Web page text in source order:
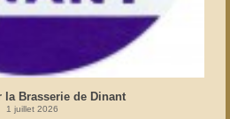
la Brasserie de Dinant
1 juillet 2026